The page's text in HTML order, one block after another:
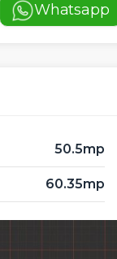
Whatsapp
50.5mp
60.35mp